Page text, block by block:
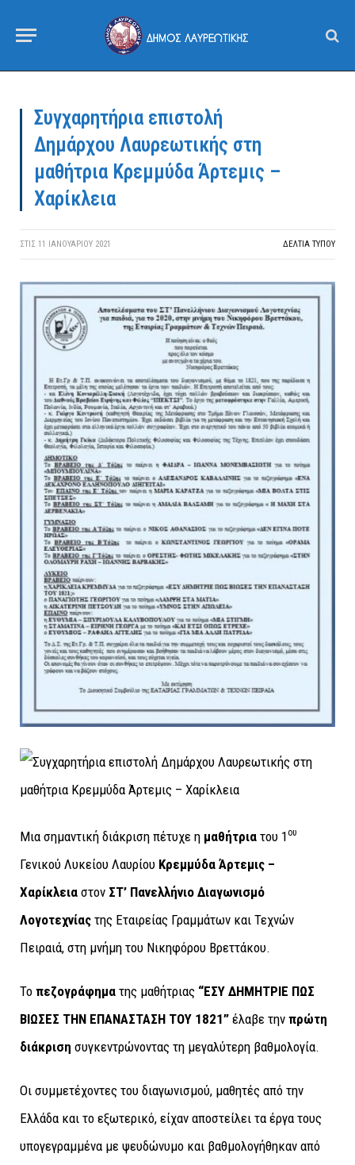
Συγχαρητήρια επιστολή
Δημάρχου Λαυρεωτικής στη
μαθήτρια Κρεμμύδα Άρτεμις –
Χαρίκλεια
ΣΤΙΣ 11 ΙΑΝΟΥΑΡΊΟΥ 2021 ΔΕΛΤΙΑ ΤΥΠΟΥ
Μια σημαντική διάκριση πέτυχε η μαθήτρια του 1ου
Γενικού Λυκείου Λαυρίου Κρεμμύδα Άρτεμις –
Χαρίκλεια στον ΣΤ’ Πανελλήνιο Διαγωνισμό
Λογοτεχνίας της Εταιρείας Γραμμάτων και Τεχνών
Πειραιά, στη μνήμη του Νικηφόρου Βρεττάκου.
Το πεζογράφημα της μαθήτριας “ΕΣΥ ΔΗΜΗΤΡΙΕ ΠΩΣ
ΒΙΩΣΕΣ ΤΗΝ ΕΠΑΝΑΣΤΑΣΗ ΤΟΥ 1821” έλαβε την πρώτη
διάκριση συγκεντρώνοντας τη μεγαλύτερη βαθμολογία.
Οι συμμετέχοντες του διαγωνισμού, μαθητές από την
Ελλάδα και το εξωτερικό, είχαν αποστείλει τα έργα τους
υπογεγραμμένα με ψευδώνυμο και βαθμολογήθηκαν από